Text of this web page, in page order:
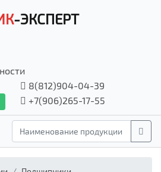
-ЭКСПЕРТ
8(812)904-04-39
+7(906)265-17-55